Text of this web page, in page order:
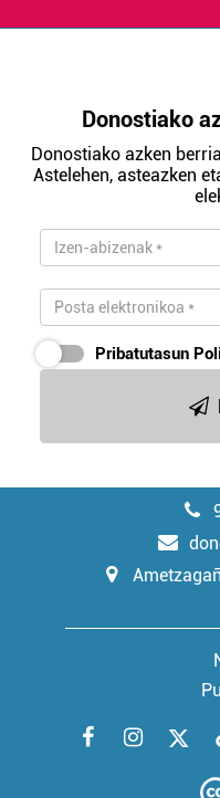
Donostiako
Donostiako azken
Astelehen, asteazken
Pribatutasun